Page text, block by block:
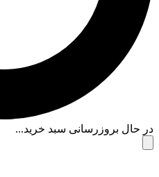
حال بروزرسانی سبد خرید...